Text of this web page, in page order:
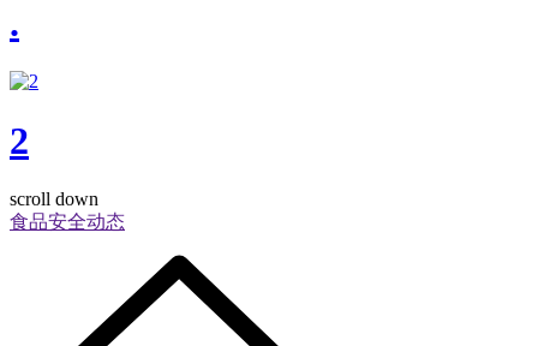
.
2
scroll down
食品安全动态